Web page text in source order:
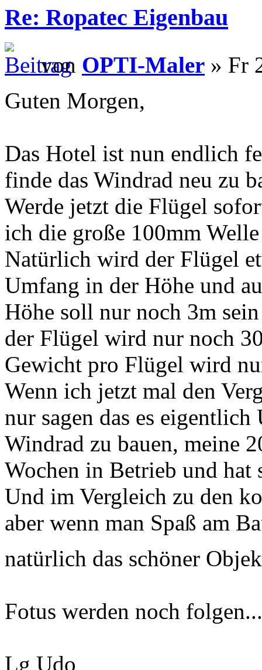
Re: Ropatec Eigenbau
von OPTI-Maler » Fr
Guten Morgen,
Das Hotel ist nun endlich
finde das Windrad neu zu
Werde jetzt die Flügel
ich die große 100mm
Natürlich wird der Flügel
Umfang in der Höhe und
Höhe soll nur noch 3m
der Flügel wird nur noch
Gewicht pro Flügel wird
Wenn ich jetzt mal den
nur sagen das es
Windrad zu bauen, meine
Wochen in Betrieb und
Und im Vergleich zu den
aber wenn man Spaß am
natürlich das schöner
Fotus werden noch folgen...
Lg Udo